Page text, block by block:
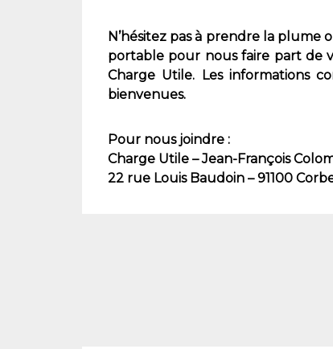
N’hésitez pas à prendre la
portable pour nous faire part de
Charge Utile. Les informations
bienvenues.
Pour nous joindre :
Charge Utile – Jean-François
22 rue Louis Baudoin – 91100